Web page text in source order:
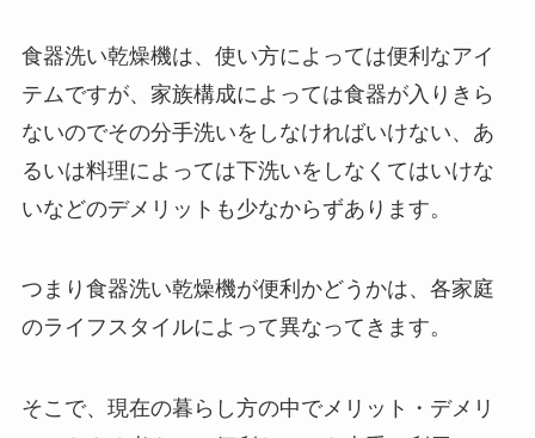
食器洗い乾燥機は、使い方によっては便利なアイ
テムですが、家族構成によっては食器が入りきら
ないのでその分手洗いをしなければいけない、あ
るいは料理によっては下洗いをしなくてはいけな
いなどのデメリットも少なからずあります。
つまり食器洗い乾燥機が便利かどうかは、各家庭
のライフスタイルによって異なってきます。
そこで、現在の暮らし方の中でメリット・デメリ